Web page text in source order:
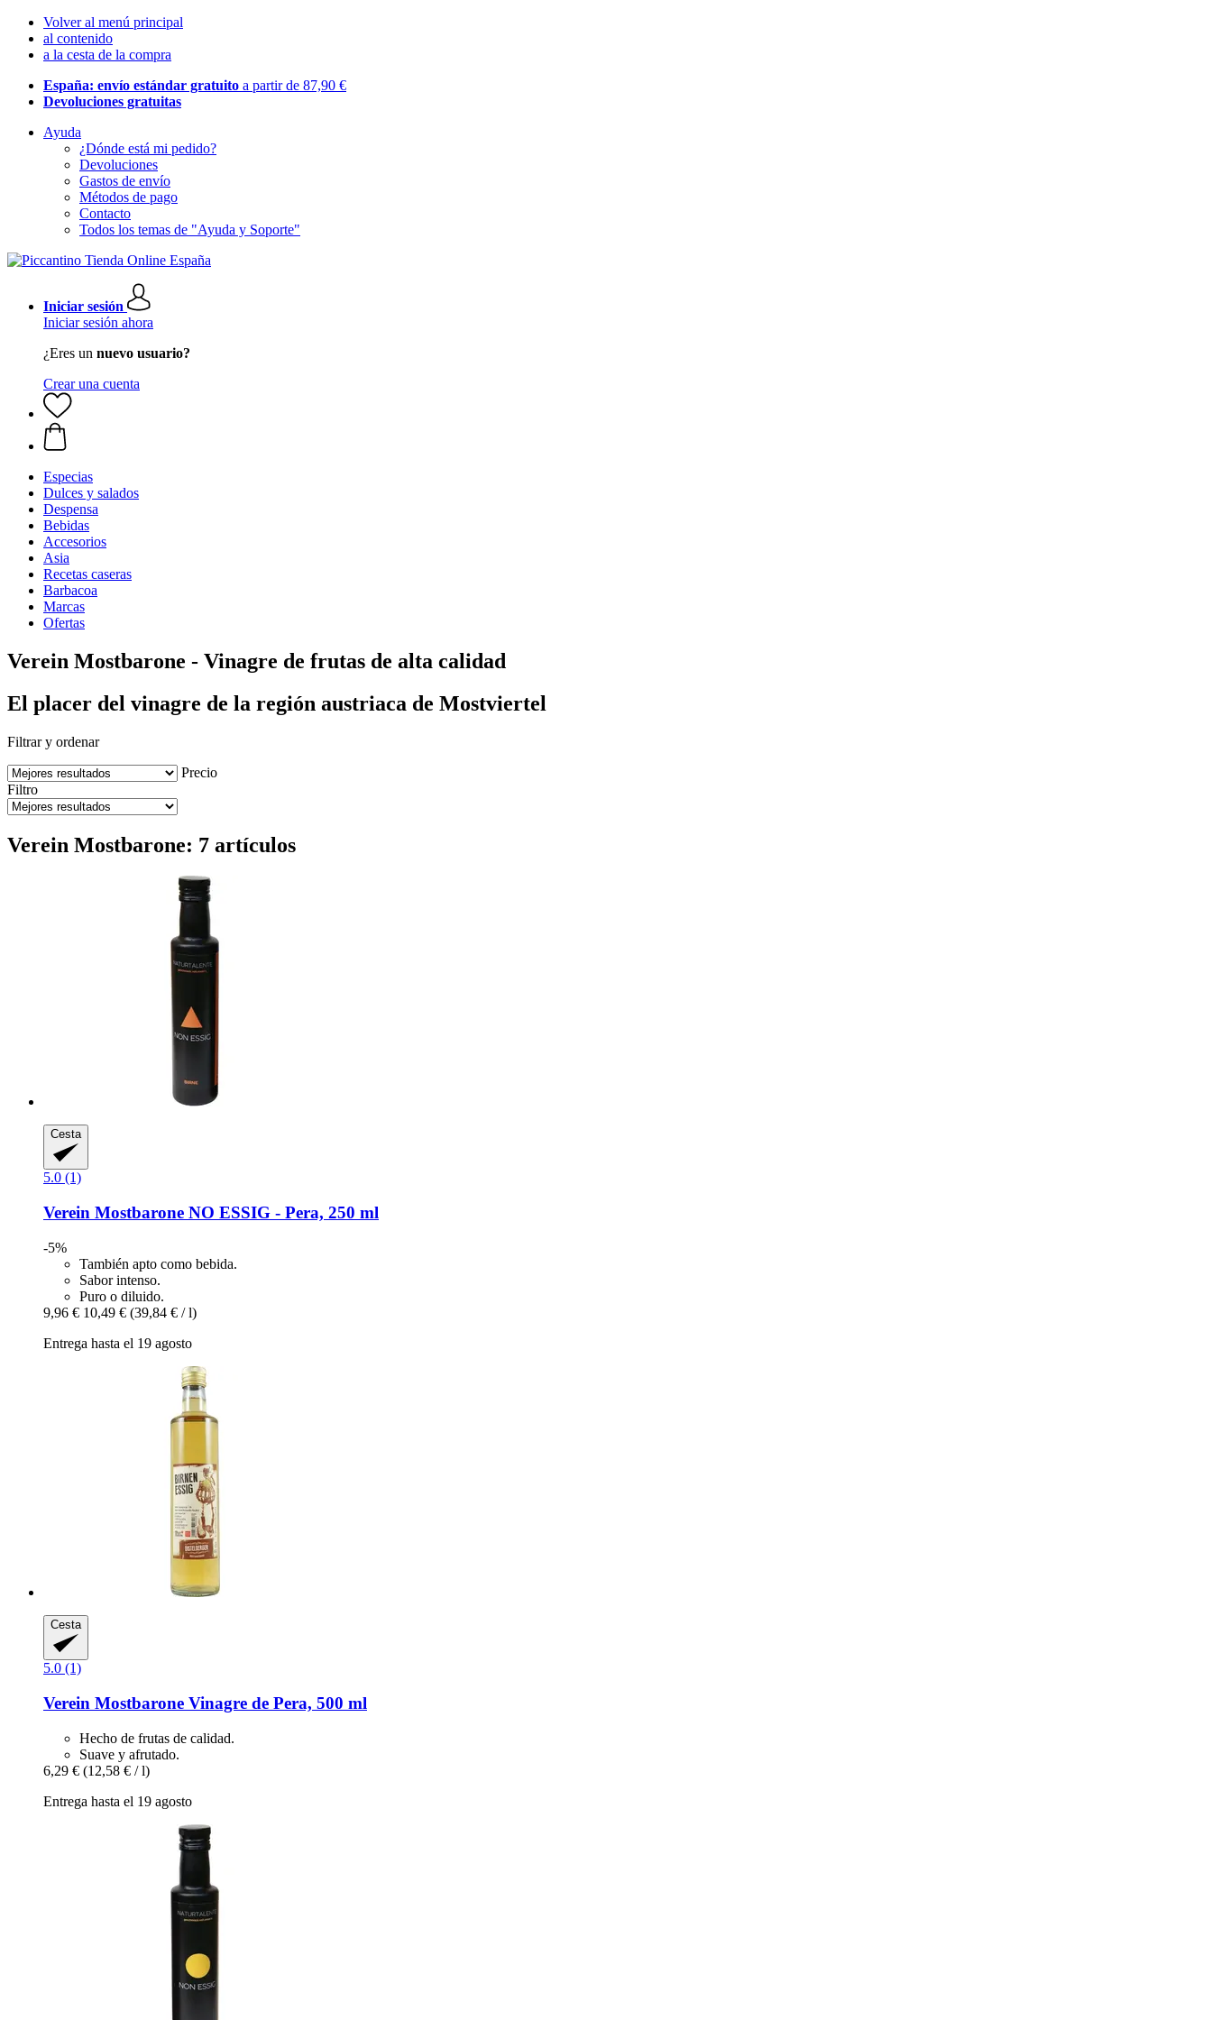
Volver al menú principal
al contenido
a la cesta de la compra
España: envío estándar gratuito a partir de 87,90 €
Devoluciones gratuitas
Ayuda
¿Dónde está mi pedido?
Devoluciones
Gastos de envío
Métodos de pago
Contacto
Todos los temas de "Ayuda y Soporte"
Iniciar sesión
Iniciar sesión ahora
¿Eres un nuevo usuario?
Crear una cuenta
Especias
Dulces y salados
Despensa
Bebidas
Accesorios
Asia
Recetas caseras
Barbacoa
Marcas
Ofertas
Verein Mostbarone - Vinagre de frutas de alta calidad
El placer del vinagre de la región austriaca de Mostviertel
Filtrar y ordenar
Precio
Filtro
Verein Mostbarone: 7 artículos
Cesta
5.0 (1)
Verein Mostbarone NO ESSIG -​ Pera, 250 ml
-5%
También apto como bebida.
Sabor intenso.
Puro o diluido.
9,96 € 10,49 € (39,84 € / l)
Entrega hasta el 19 agosto
Cesta
5.0 (1)
Verein Mostbarone Vinagre de Pera, 500 ml
Hecho de frutas de calidad.
Suave y afrutado.
6,29 € (12,58 € / l)
Entrega hasta el 19 agosto